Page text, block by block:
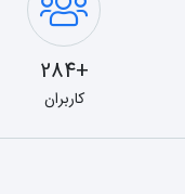
+284
کاربران